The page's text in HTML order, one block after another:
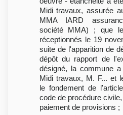
Midi travaux, assurée
MMA IARD
société MMA) ; que
réceptionnés le 19
suite de l'apparition de
dépôt du rapport de
désigné, la commune
Midi travaux, M. F... et
le fondement de
code de procédure
paiement de provisions ;